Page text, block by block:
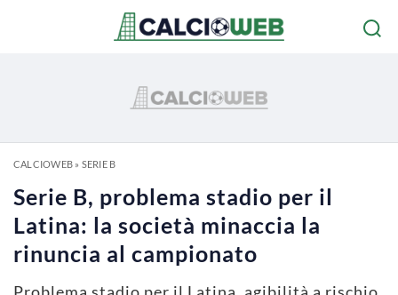
CALCIOWEB» SERIE B
Serie B, problema stadio per il
Latina: la società minaccia la
rinuncia al campionato